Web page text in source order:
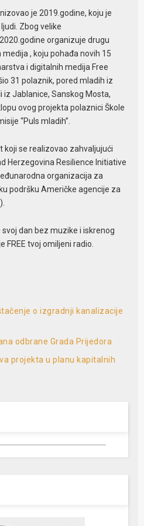
je 2019.godine, koju je
Zbog velike
organizuje drugu
, koju pohađa novih 15
i digitalnih medija Free
31 polaznik, pored mladih iz
iz Jablanice, Sanskog Mosta,
ovog projekta polaznici Škole
“Puls mladih”.
koji se realizovao zahvaljujući
Herzegovina Resilience Initiative
organizacija za
podršku Američke agencije za
dan bez muzike i iskrenog
FREE tvoj omiljeni radio.
o izgradnji kanalizacije
odbrane Grada Prijedora
projekta u planu kapitalnih